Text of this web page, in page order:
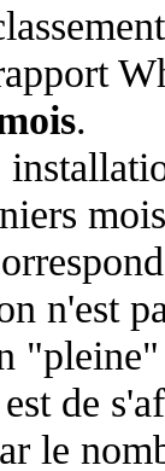
.
n'est
"pleine"
de
le